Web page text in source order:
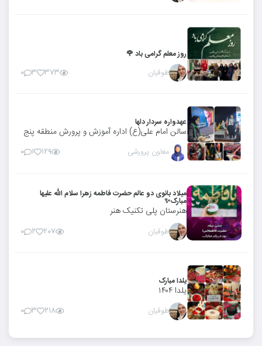
روز معلم گرامی باد 🌹
طوقیان ۳۷۳ ۳ ۰
عهدواره سردار دلها
سالن امام علی(ع) اداره آموزش و پرورش منطقه پنج
معاون پرورشی ۱۲۹ ۱ ۰
میلاد بانوی دو عالم حضرت فاطمه زهرا سلام الله علیها
مبارک✨
هنرستان پلی تکنیک هنر
طوقیان ۲۰۷ ۲ ۰
یلدا مبارک
یلدا ۱۴۰۴
طوقیان ۲۱۸ ۳ ۰